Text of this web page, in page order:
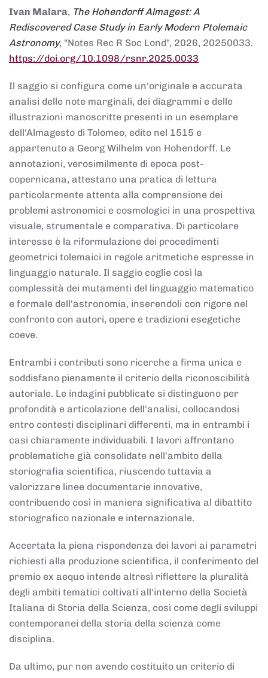
Ivan Malara, The Hohendorff Almagest: A
Rediscovered Case Study in Early Modern Ptolemaic
Astronomy, "Notes Rec R Soc Lond", 2026, 20250033.
https://doi.org/10.1098/rsnr.2025.0033
Il saggio si configura come un'originale e accurata
analisi delle note marginali, dei diagrammi e delle
illustrazioni manoscritte presenti in un esemplare
dell'Almagesto di Tolomeo, edito nel 1515 e
appartenuto a Georg Wilhelm von Hohendorff. Le
annotazioni, verosimilmente di epoca post-
copernicana, attestano una pratica di lettura
particolarmente attenta alla comprensione dei
problemi astronomici e cosmologici in una prospettiva
visuale, strumentale e comparativa. Di particolare
interesse è la riformulazione dei procedimenti
geometrici tolemaici in regole aritmetiche espresse in
linguaggio naturale. Il saggio coglie così la
complessità dei mutamenti del linguaggio matematico
e formale dell'astronomia, inserendoli con rigore nel
confronto con autori, opere e tradizioni esegetiche
coeve.
Entrambi i contributi sono ricerche a firma unica e
soddisfano pienamente il criterio della riconoscibilità
autoriale. Le indagini pubblicate si distinguono per
profondità e articolazione dell'analisi, collocandosi
entro contesti disciplinari differenti, ma in entrambi i
casi chiaramente individuabili. I lavori affrontano
problematiche già consolidate nell'ambito della
storiografia scientifica, riuscendo tuttavia a
valorizzare linee documentarie innovative,
contribuendo così in maniera significativa al dibattito
storiografico nazionale e internazionale.
Accertata la piena rispondenza dei lavori ai parametri
richiesti alla produzione scientifica, il conferimento del
premio ex aequo intende altresì riflettere la pluralità
degli ambiti tematici coltivati all'interno della Società
Italiana di Storia della Scienza, così come degli sviluppi
contemporanei della storia della scienza come
disciplina.
Da ultimo, pur non avendo costituito un criterio di